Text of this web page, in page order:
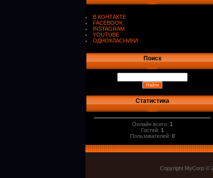
В КОНТАКТЕ
FACEBOOK
INSTAGRAM
YOUTUBE
ОДНОКЛАСНИКИ
Поиск
Статистика
Онлайн всего: 1
Гостей: 1
Пользователей: 0
Copyright MyCorp ©